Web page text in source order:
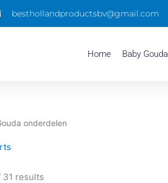
besthollandproductsbv@gmail.com
Home Baby Gouda
onderdelen
31 results